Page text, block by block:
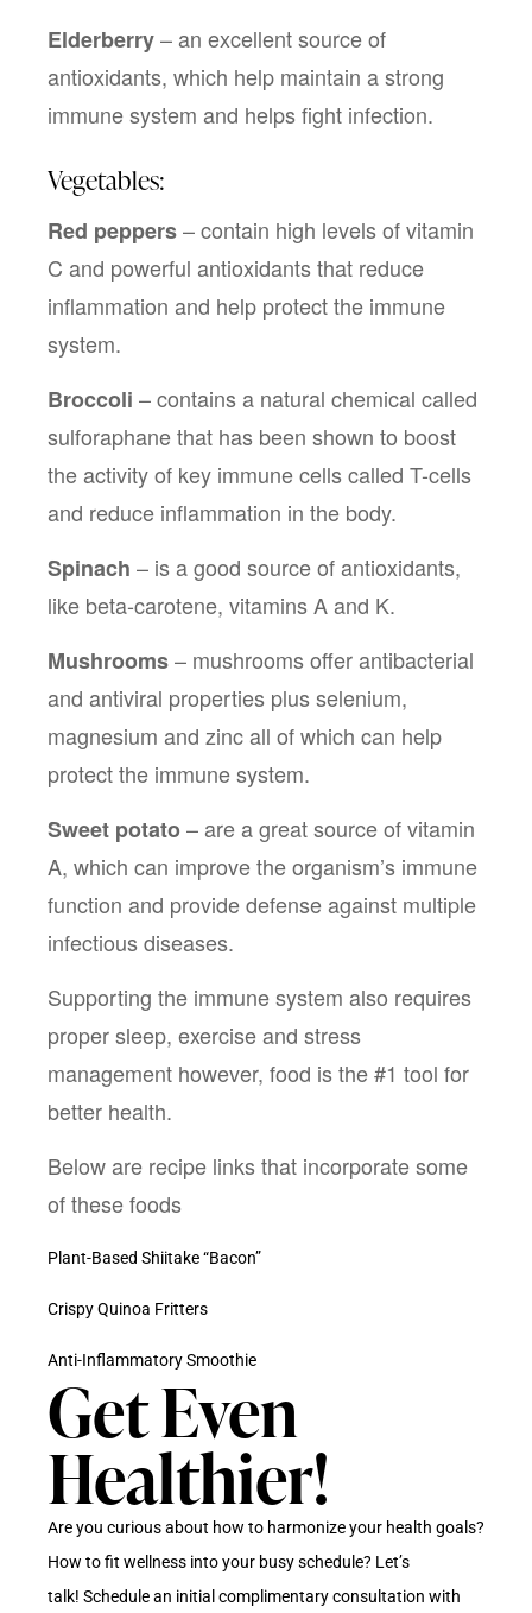
Elderberry – an excellent source of
antioxidants, which help maintain a strong
immune system and helps fight infection.
Vegetables:
Red peppers – contain high levels of vitamin
C and powerful antioxidants that reduce
inflammation and help protect the immune
system.
Broccoli – contains a natural chemical called
sulforaphane that has been shown to boost
the activity of key immune cells called T-cells
and reduce inflammation in the body.
Spinach – is a good source of antioxidants,
like beta-carotene, vitamins A and K.
Mushrooms – mushrooms offer antibacterial
and antiviral properties plus selenium,
magnesium and zinc all of which can help
protect the immune system.
Sweet potato – are a great source of vitamin
A, which can improve the organism’s immune
function and provide defense against multiple
infectious diseases.
Supporting the immune system also requires
proper sleep, exercise and stress
management however, food is the #1 tool for
better health.
Below are recipe links that incorporate some
of these foods
Plant-Based Shiitake “Bacon”
Crispy Quinoa Fritters
Anti-Inflammatory Smoothie
Get Even
Healthier!
Are you curious about how to harmonize your health goals?
How to fit wellness into your busy schedule? Let’s
talk! Schedule an initial complimentary consultation with